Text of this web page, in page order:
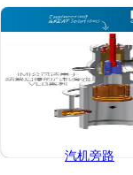
汽机旁路